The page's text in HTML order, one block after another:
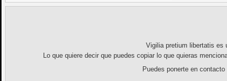
Vigilia pretium libertatis es
Lo que quiere decir que puedes copiar lo que quieras
Puedes ponerte en